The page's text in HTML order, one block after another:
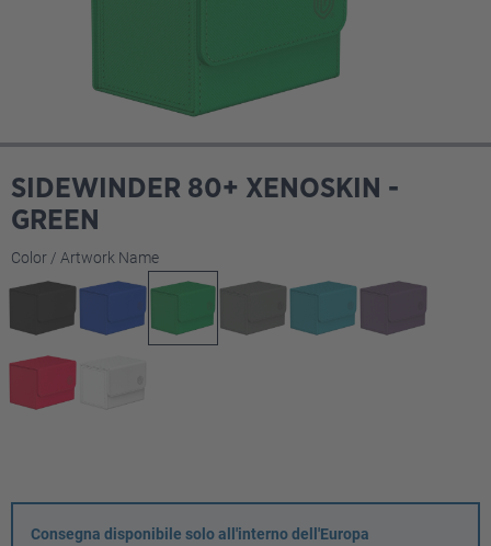
SIDEWINDER 80+ XENOSKIN -
GREEN
Seleziona
Color / Artwork Name
Consegna disponibile solo all'interno dell'Europa